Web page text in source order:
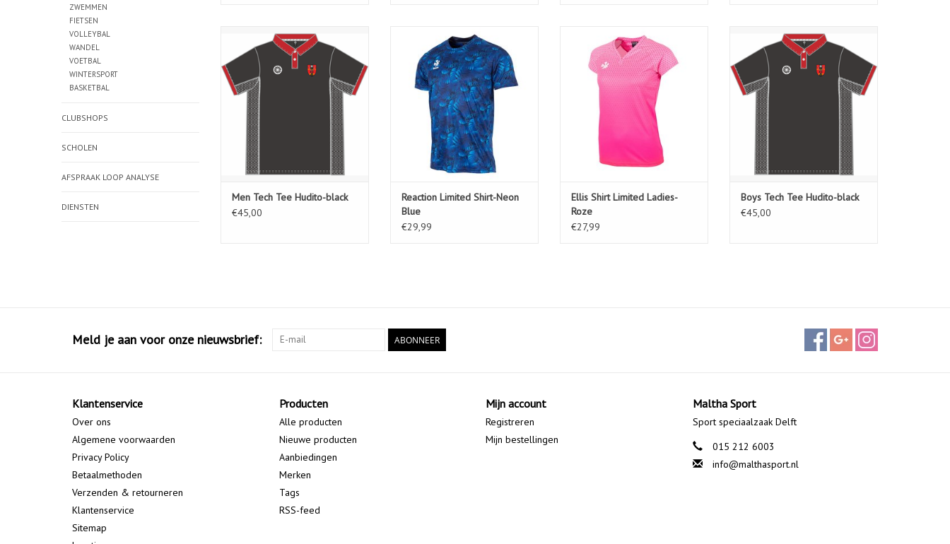
ZWEMMEN
FIETSEN
VOLLEYBAL
WANDEL
VOETBAL
WINTERSPORT
BASKETBAL
CLUBSHOPS
SCHOLEN
AFSPRAAK LOOP ANALYSE
DIENSTEN
Men Tech Tee Hudito-black
TOEVOEGEN AAN WINKELWAGEN
Men Tech Tee Hudito-black
€45,00
Reaction Limited Shirt-Neon Blue
TOEVOEGEN AAN WINKELWAGEN
Reaction Limited Shirt-Neon
Blue
€29,99
Ellis Shirt Limited Ladies-Roze
TOEVOEGEN AAN WINKELWAGEN
Ellis Shirt Limited Ladies-
Roze
€27,99
Boys Tech Tee Hudito-black
TOEVOEGEN AAN WINKELWAGEN
Boys Tech Tee Hudito-black
€45,00
Meld je aan voor onze nieuwsbrief: ABONNEER
Klantenservice
Over ons
Algemene voorwaarden
Privacy Policy
Betaalmethoden
Verzenden & retourneren
Klantenservice
Sitemap
Producten
Alle producten
Nieuwe producten
Aanbiedingen
Merken
Tags
RSS-feed
Mijn account
Registreren
Mijn bestellingen
Maltha Sport
Sport speciaalzaak Delft
015 212 6003
info@malthasport.nl